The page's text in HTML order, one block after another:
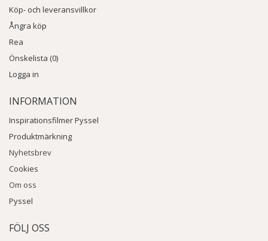
Köp- och leveransvillkor
Ångra köp
Rea
Önskelista (0)
Logga in
INFORMATION
Inspirationsfilmer Pyssel
Produktmärkning
Nyhetsbrev
Cookies
Om oss
Pyssel
FÖLJ OSS